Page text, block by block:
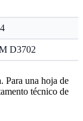
D3702
Para una hoja de
técnico de